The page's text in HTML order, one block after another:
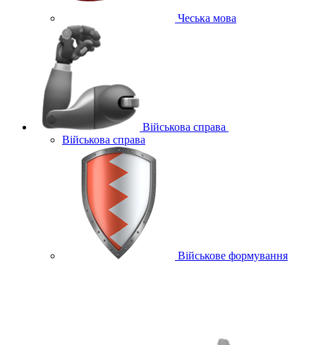
Чеська мова
Військова справа
Військова справа
Військове формування